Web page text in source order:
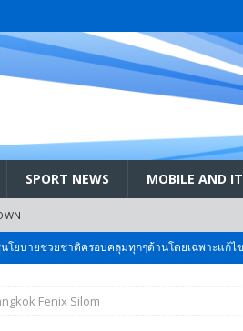
SPORT NEWS MOBILE AND
ยบายช่วยชาติครอบคลุมทุกๆด้านโดยเฉพาะแก้ไ
Motor 2026 ที่คนรักรถ ไม่ควรพลาด
Fenix Silom